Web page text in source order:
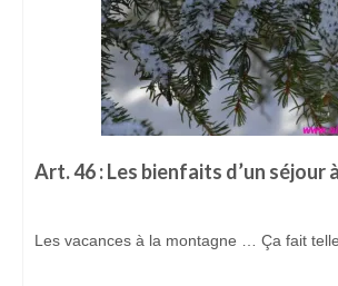
Art. 46 : Les bienfaits d’un séjour
Les vacances à la montagne … Ça fait